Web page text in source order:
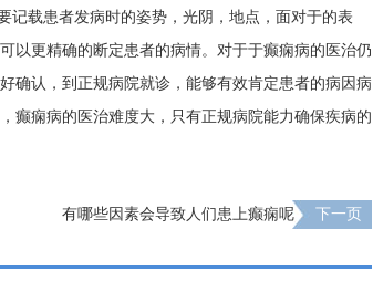
记载患者发病时的姿势，光阴，地点，面对于的表
以更精确的断定患者的病情。对于于癫痫病的医治仍
确认，到正规病院就诊，能够有效肯定患者的病因病
癫痫病的医治难度大，只有正规病院能力确保疾病的
有哪些因素会导致人们患上癫痫呢 下一页